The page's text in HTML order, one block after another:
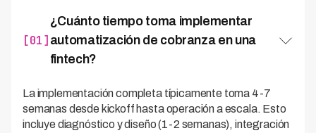
[01]
¿Cuánto tiempo toma implementar
automatización de cobranza en una
fintech?
La implementación completa típicamente toma 4-7
semanas desde kickoff hasta operación a escala. Esto
incluye diagnóstico y diseño (1-2 semanas), integración